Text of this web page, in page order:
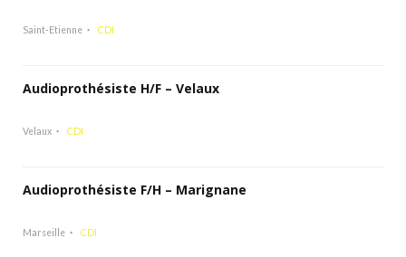
Saint-Etienne CDI
Audioprothésiste H/F – Velaux
Velaux CDI
Audioprothésiste F/H – Marignane
Marseille CDI